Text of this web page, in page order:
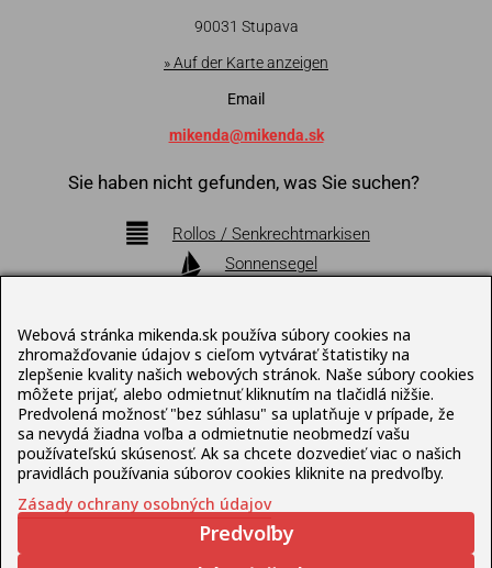
90031 Stupava
» Auf der Karte anzeigen
Email
mikenda@mikenda.sk
Sie haben nicht gefunden, was Sie suchen?
Rollos / Senkrechtmarkisen
Sonnensegel
Bioklimatische Pergolen
Sonnenschirme
Terrassenmöbel
Datenschutz-Bestimmungen
© Mikenda Present 1992 – 2026 , Web erstellt von
Webová stránka mikenda.sk používa súbory cookies na
zhromažďovanie údajov s cieľom vytvárať štatistiky na
zlepšenie kvality našich webových stránok. Naše súbory cookies
môžete prijať, alebo odmietnuť kliknutím na tlačidlá nižšie.
Predvolená možnosť "bez súhlasu" sa uplatňuje v prípade, že
sa nevydá žiadna voľba a odmietnutie neobmedzí vašu
používateľskú skúsenosť. Ak sa chcete dozvedieť viac o našich
pravidlách používania súborov cookies kliknite na predvoľby.
Zásady ochrany osobných údajov
Predvoľby